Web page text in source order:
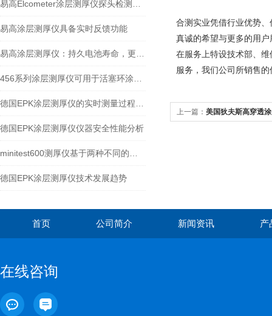
易高涂层测厚仪具备实时反馈功能
德国EPK涂层测厚仪仪器安全性能分析
德国EPK涂层测厚仪技术发展趋势
合测实业凭借行业优势
真诚的希望与更多的用
在服务上特设技术部、
服务，我们公司所销售
上一篇： 美国狄夫斯高穿透
首页 公司简介 新闻资讯 产
在线咨询